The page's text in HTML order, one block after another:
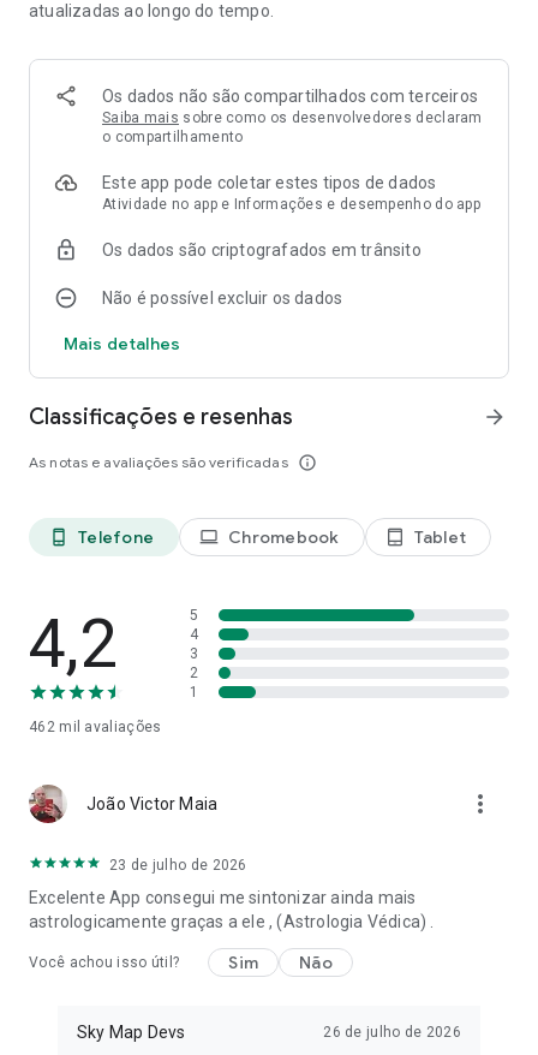
atualizadas ao longo do tempo.
Os dados não são compartilhados com terceiros
Saiba mais sobre como os desenvolvedores declaram
o compartilhamento
Este app pode coletar estes tipos de dados
Atividade no app e Informações e desempenho do app
Os dados são criptografados em trânsito
Não é possível excluir os dados
Mais detalhes
Classificações e resenhas
As notas e avaliações são verificadas info_outline
arrow_forward
phone_android Telefone laptop Chromebook tablet_android Tablet
4,2
462 mil avaliações
5
4
3
2
1
João Victor Maia more_vert
23 de julho de 2026
Excelente App consegui me sintonizar ainda mais
astrologicamente graças a ele , (Astrologia Védica) .
Você achou isso útil? Sim Não
Sky Map Devs 26 de julho de 2026